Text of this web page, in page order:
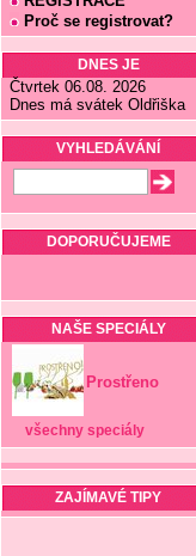
Proč se registrovat?
DNES JE
Čtvrtek 06.08. 2026
Dnes má svátek Oldřiška
VYHLEDÁVÁNÍ
DOPORUČUJEME
NAŠE SPECIÁLY
Prostřeno
všechny speciály
ZAJÍMAVÉ TIPY